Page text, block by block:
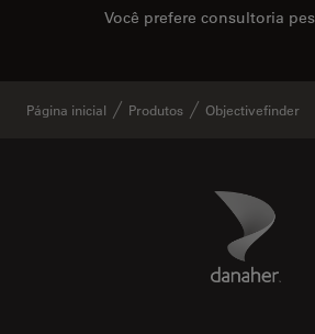
Você prefere consultoria
Página inicial Produtos Objectivefinder
Danaher